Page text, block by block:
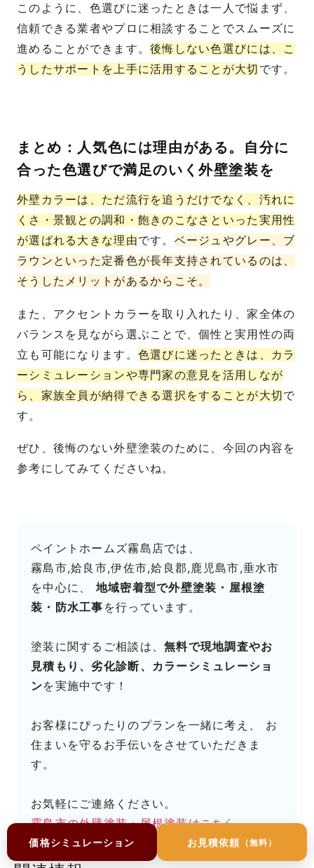
このように、色選びに迷ったときは一人で悩まず、
信頼できる業者やプロに相談することでスムーズに
進めることができます。後悔しない色選びには、こ
うしたサポートを上手に活用することが大切 です。
まとめ：人気色には理由がある。自分に
合った色選びで満足のいく外壁塗装を
外壁カラーは、ただ流行を追うだけでなく、汚れに
くさ・景観との調和・飽きのこなさといった実用性
が選ばれる大きな理由です。 ベージュやグレー、ブ
ラウンといった定番色が長年支持されているのは、
そうしたメリットがあるからこそ。
また、アクセントカラーを取り入れたり、家全体の
バランスを見ながら選ぶことで、個性と実用性の両
立も可能になります。 色選びに迷ったときは、カラ
ーシミュレーションや専門家の意見を活用しなが
ら、家族全員が納得できる選択をすることが大切で
す。
ぜひ、後悔のない外壁塗装のために、今回の内容を
参考にしてみてくださいね。
ペイントホームズ霧島店では、
霧島市,姶良市,伊佐市,姶良郡,鹿児島市,垂水市
を中心に、 地域密着型で外壁塗装・屋根塗
装・防水工事 を行っています。
塗装に関するご相談は、無料で現地調査やお
見積もり、劣化診断、カラーシミュレーショ
ンを実施中です！
お客様にぴったりのプランを一緒に考え、 お
住まいを守るお手伝いをさせていただきま
す。
お気軽にご連絡ください。
霧島市の外壁塗装・屋根塗装はこちら
価格シミュレーション お見積依頼 （無料）